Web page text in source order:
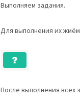
Выполняем задания.
Для выполнения их
После выполнения всех